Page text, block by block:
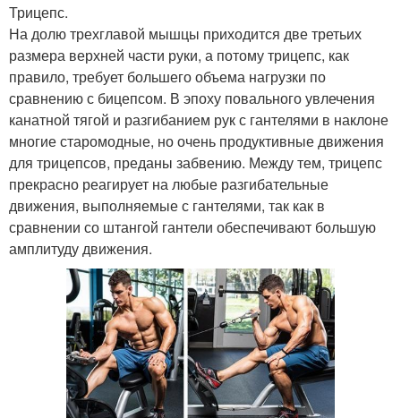
Трицепс.
На долю трехглавой мышцы приходится две третьих
размера верхней части руки, а потому трицепс, как
правило, требует большего объема нагрузки по
сравнению с бицепсом. В эпоху повального увлечения
канатной тягой и разгибанием рук с гантелями в наклоне
многие старомодные, но очень продуктивные движения
для трицепсов, преданы забвению. Между тем, трицепс
прекрасно реагирует на любые разгибательные
движения, выполняемые с гантелями, так как в
сравнении со штангой гантели обеспечивают большую
амплитуду движения.